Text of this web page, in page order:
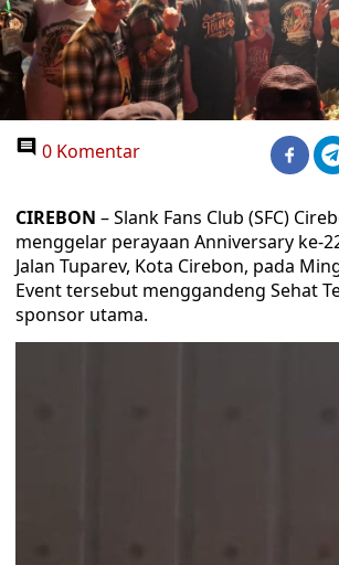
0 Komentar
CIREBON – Slank Fans Club (SFC)
menggelar perayaan Anniversary ke-
Jalan Tuparev, Kota Cirebon, pada
Event tersebut menggandeng Sehat
sponsor utama.